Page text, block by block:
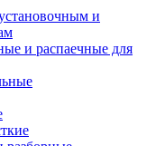
и
и распаечные для